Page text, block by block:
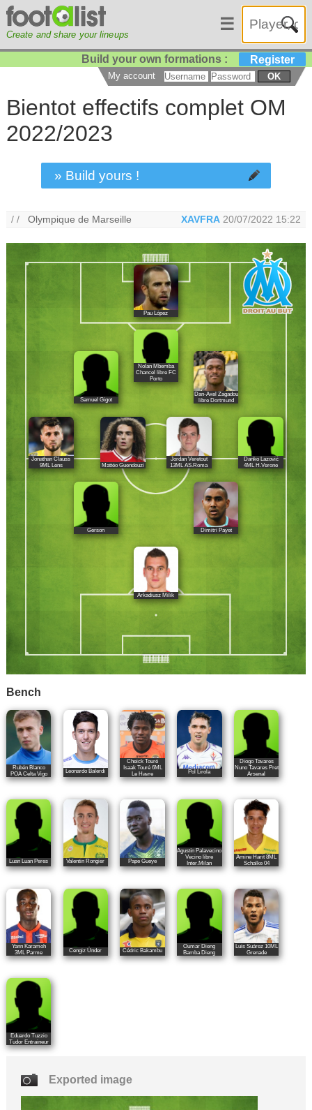
Create and share your lineups
☰
Build your own formations : Register
My account OK
Bientot effectifs complet OM
2022/2023
» Build yours !
/ /Olympique de Marseille XAVFRA 20/07/2022 15:22
Pau López
Samuel Gigot
Nolan Mbemba
Chancel libre FC
Porto
Dan-Axel Zagadou
libre Dortmund
Jonathan Clauss
9ML Lens
Mattéo Guendouzi
Jordan Veretout
13ML AS.Roma
Danko Lazović
4ML H.Verone
Gerson Dimitri Payet
Arkadiusz Milik
Bench
Rubén Blanco
POA Celta Vigo
Leonardo Balerdi
Cheick Touré
Isaak Touré 6ML
Le Havre
Pol Lirola
Diogo Tavares
Nuno Tavares Pret
Arsenal
Luan Luan Peres Valentin Rongier Pape Gueye
Agustín Palavecino
Vecino libre
Inter.Milan
Amine Harit 8ML
Schalke 04
Yann Karamoh
3ML Parme
Cengiz Ünder Cédric Bakambu
Oumar Dieng
Bamba Dieng
Luis Suárez 10ML
Grenade
Eduardo Tuzzio
Tudor Entraineur
Exported image